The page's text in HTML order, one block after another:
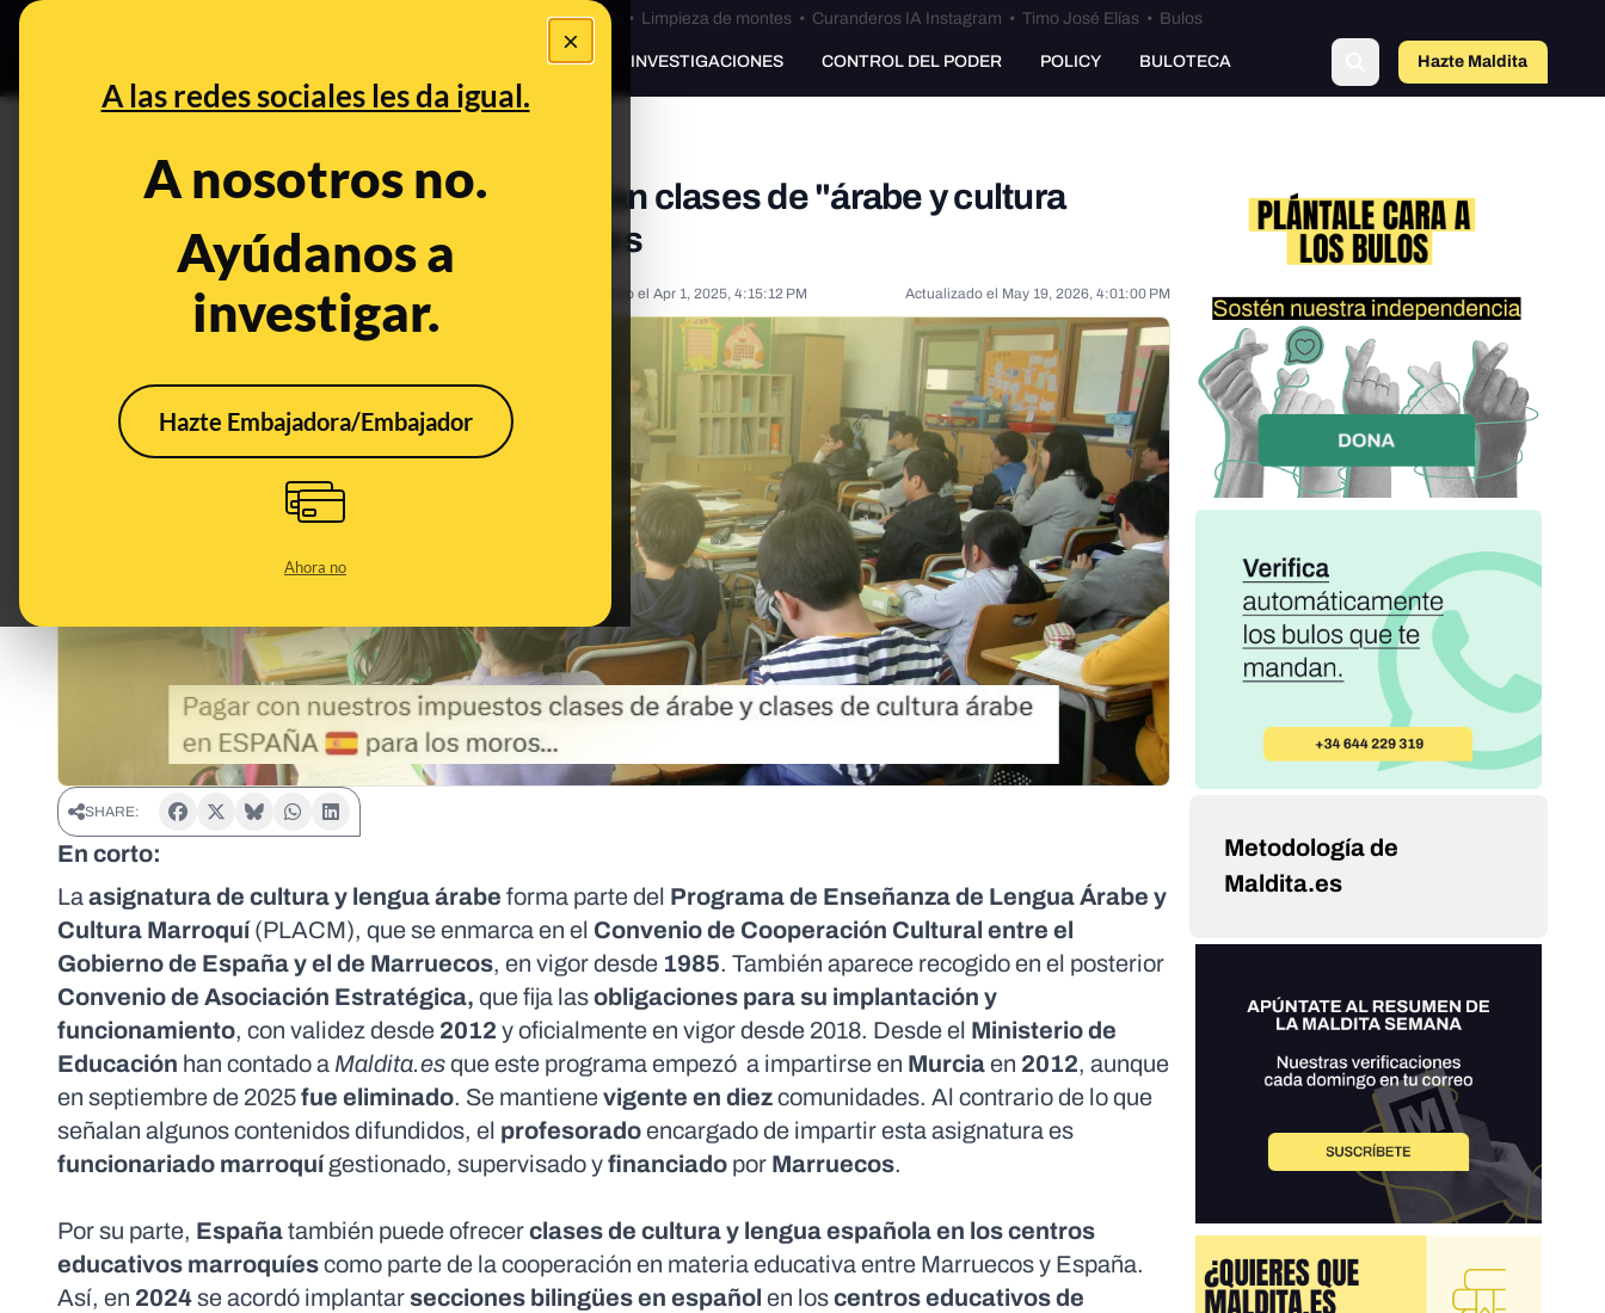
×
A las redes sociales les da igual.
A nosotros no.
Ayúdanos a
investigar.
Hazte Embajadora/Embajador
Ahora no
Bulos Ceuta • Limpieza de montes• Curanderos IA Instagram • Timo José Elías• Bulos
PREBUNKING INVESTIGACIONES CONTROL DEL PODER POLICY BULOTECA Hazte Maldita
Qué sabemos sobre que se impartan clases de "árabe y cultura
marroquí" en los colegios españoles
Legislación Nacionalidades y etnias Publicado el Apr 1, 2025, 4:15:12 PM Actualizado el May 19, 2026, 4:01:00 PM
CONTEXTO
SHARE:
En corto:
Laasignatura de cultura y lengua árabe forma parte del Programa de Enseñanza de Lengua Árabe y
Cultura Marroquí(PLACM), que se enmarca en el Convenio de Cooperación Cultural entre el
Gobierno de España y el de Marruecos, en vigor desde 1985. También aparece recogido en el posterior
Convenio de Asociación Estratégica, que fija lasobligaciones para su implantación y
funcionamiento, con validez desde 2012 y oficialmente en vigor desde 2018. Desde el Ministerio de
Educación han contado a Maldita.esque este programa empezó a impartirse en Murciaen 2012, aunque
en septiembre de 2025fue eliminado. Se mantienevigente en diezcomunidades. Al contrario de lo que
señalan algunos contenidos difundidos, el profesoradoencargado de impartir esta asignatura es
funcionariado marroquígestionado, supervisado yfinanciado por Marruecos.
Por su parte, Españatambién puede ofrecerclases de cultura y lengua españolaen los centros
educativos marroquíescomo parte de la cooperación en materia educativa entre Marruecos y España.
Así, en 2024se acordó implantarsecciones bilingües en español en loscentros educativos de
Metodología de
Maldita.es